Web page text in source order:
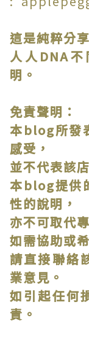
這是純粹分
人人DNA
明。
免責聲明：
本blog所發
感受，
並不代表該
本blog提供
性的說明，
亦不可取代
如需協助或
請直接聯絡
業意見。
如引起任何
責。